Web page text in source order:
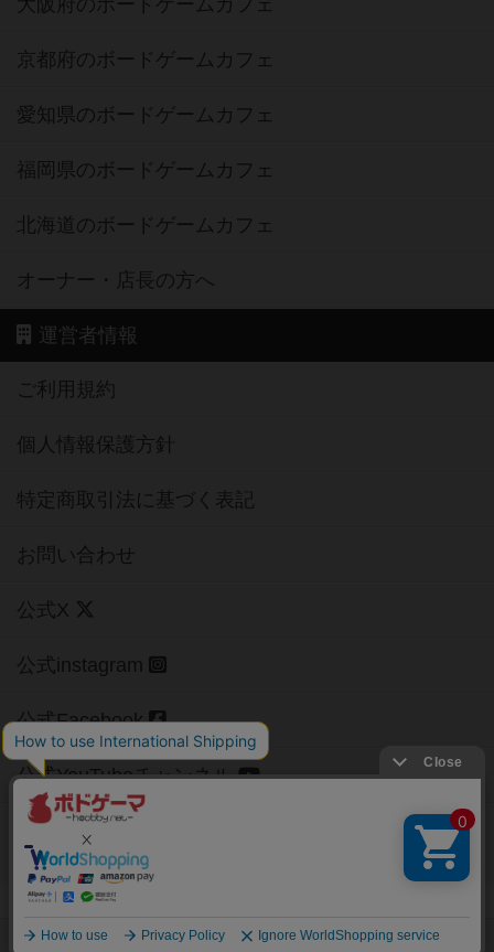
京都府のボードゲームカフェ
愛知県のボードゲームカフェ
福岡県のボードゲームカフェ
北海道のボードゲームカフェ
オーナー・店長の方へ
運営者情報
ご利用規約
個人情報保護方針
特定商取引法に基づく表記
お問い合わせ
公式X
公式instagram
公式Facebook
公式YouTubeチャンネル